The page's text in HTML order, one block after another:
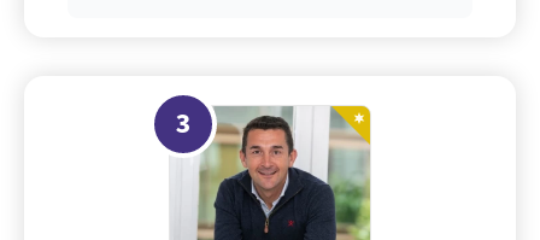
3